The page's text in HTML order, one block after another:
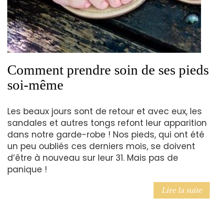
Comment prendre soin de ses pieds
soi-même
Les beaux jours sont de retour et avec eux, les
sandales et autres tongs refont leur apparition
dans notre garde-robe ! Nos pieds, qui ont été
un peu oubliés ces derniers mois, se doivent
d’être à nouveau sur leur 31. Mais pas de
panique !
Lire la suite